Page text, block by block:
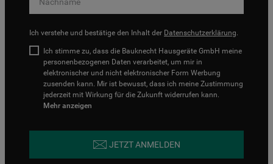
Ich verstehe und bestätige den Inhalt der Datenschutzerklärung.
Ich stimme zu, dass die Bauknecht Hausgeräte GmbH meine
personenbezogenen Daten verarbeitet, um mir in
elektronischer und nicht elektronischer Form Werbung
zusenden kann. Mir ist bewusst, dass ich meine Zustimmung
jederzeit mit Wirkung für die Zukunft widerrufen kann.
Mehr anzeigen
JETZT ANMELDEN